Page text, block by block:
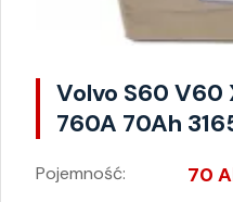
Volvo S60
760A 70Ah
Pojemność: 70